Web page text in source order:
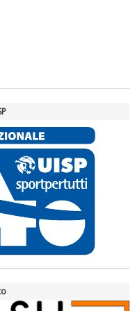
il bilancio della stagione